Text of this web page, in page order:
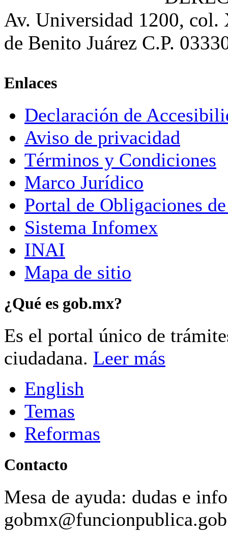
Av. Universidad 1200,
de Benito Juárez C.P.
Enlaces
Declaración de
Aviso de privacidad
Términos y Condiciones
Marco Jurídico
Portal de Obligaciones
Sistema Infomex
INAI
Mapa de sitio
¿Qué es gob.mx?
Es el portal único de
ciudadana. Leer más
English
Temas
Reformas
Contacto
Mesa de ayuda: dudas e